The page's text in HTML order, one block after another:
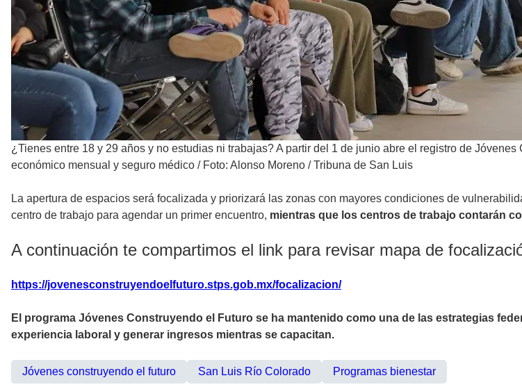
¿Tienes entre 18 y 29 años y no estudias ni trabajas? A partir del 1 de junio abre el registro de
económico mensual y seguro médico / Foto: Alonso Moreno / Tribuna de San Luis
La apertura de espacios será focalizada y priorizará las zonas con mayores condiciones de
centro de trabajo para agendar un primer encuentro, mientras que los centros de trabajo contarán
A continuación te compartimos el link para revisar mapa de
https://jovenesconstruyendoelfuturo.stps.gob.mx/focalizacion/
El programa Jóvenes Construyendo el Futuro se ha mantenido como una de las estrategias
experiencia laboral y generar ingresos mientras se capacitan.
Jóvenes construyendo el futuro San Luis Río Colorado Programas bienestar